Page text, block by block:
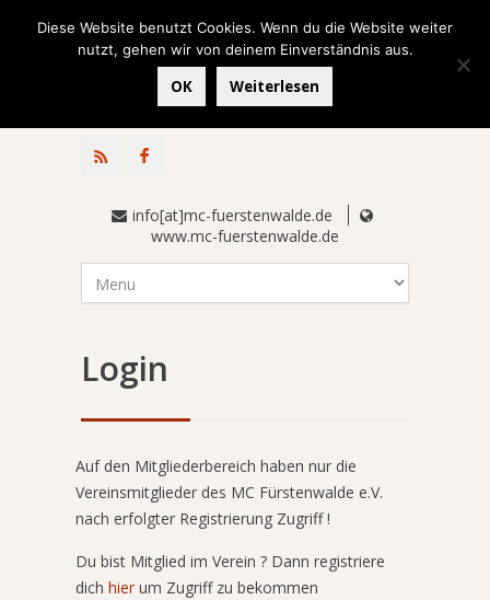
info[at]mc-fuerstenwalde.de
www.mc-fuerstenwalde.de
Login
Auf den Mitgliederbereich haben nur die
Vereinsmitglieder des MC Fürstenwalde e.V.
nach erfolgter Registrierung Zugriff !
Du bist Mitglied im Verein ? Dann registriere
dich hier um Zugriff zu bekommen
Diese Website benutzt Cookies. Wenn du die Website weiter
nutzt, gehen wir von deinem Einverständnis aus.
OK Weiterlesen